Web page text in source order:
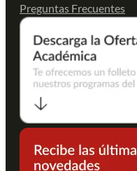
Preguntas Frecuentes